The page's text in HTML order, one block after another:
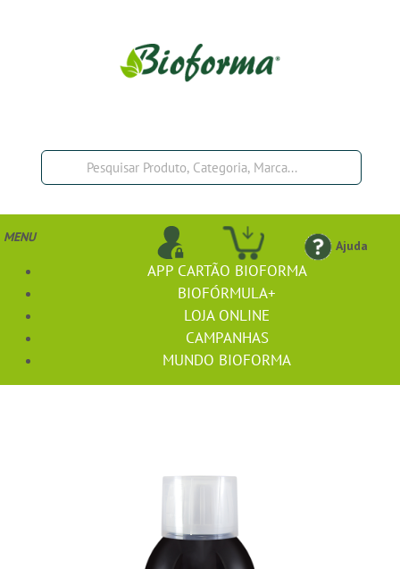
Ajuda
MENU
APP CARTÃO BIOFORMA
BIOFÓRMULA+
LOJA ONLINE
CAMPANHAS
MUNDO BIOFORMA